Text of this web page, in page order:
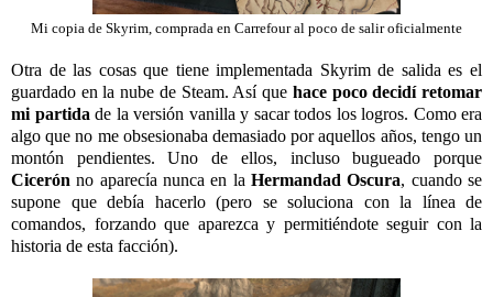
Mi copia de Skyrim, comprada en Carrefour al poco de salir oficialmente
Otra de las cosas que tiene implementada Skyrim de salida es el
guardado en la nube de Steam. Así que hace poco decidí retomar
mi partida de la versión vanilla y sacar todos los logros. Como era
algo que no me obsesionaba demasiado por aquellos años, tengo un
montón pendientes. Uno de ellos, incluso bugueado porque
Cicerónno aparecía nunca en laHermandad Oscura, cuando se
supone que debía hacerlo (pero se soluciona con la línea de
comandos, forzando que aparezca y permitiéndote seguir con la
historia de esta facción).